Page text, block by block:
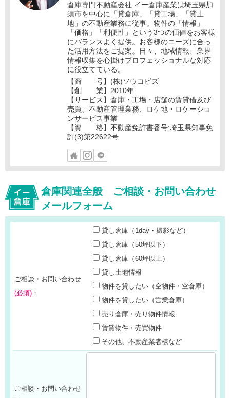
倉庫専門不動産会社 イー倉庫産業は埼玉県加
須市を中心に「貸倉庫」「貸工場」「貸土
地」の不動産業務に従事。物件の「情報」
「価格」「利便性」という3つの価値をお客様
にバランスよく提供。お客様のニーズに合っ
た活用方法をご提案。日々、地域情報、業界
情報収集を心掛けプロフェッショナルな対応
に役立てている。
【商 号】(株)ソウコビズ
【創 業】2010年
【サービス】倉庫・工場・店舗の賃貸借及び
売買、不動産管理業務、ロケ地・ロケーショ
ンサービス事業
【資 格】不動産免許書番号:埼玉県知事免
許(3)第22622号
倉庫関連全般 ご相談・お問い合わせ
メールフォーム
ご相談・お問い合わせ
(必須) ：
貸し倉庫（1day・撮影など）
貸し倉庫（50坪以下）
貸し倉庫（60坪以上）
貸し土地情報
物件を貸したい（空物件・空倉庫）
物件を貸したい（営業倉庫）
売り倉庫・売り物件情報
賃貸物件・売買物件
その他、不動産業者様など
ご相談・お問い合わせ